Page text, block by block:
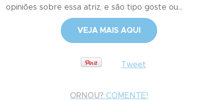
Contato
opiniões sobre essa atriz, e são tipo goste ou...
VEJA MAIS AQUI
Tweet
ORNOU? COMENTE!